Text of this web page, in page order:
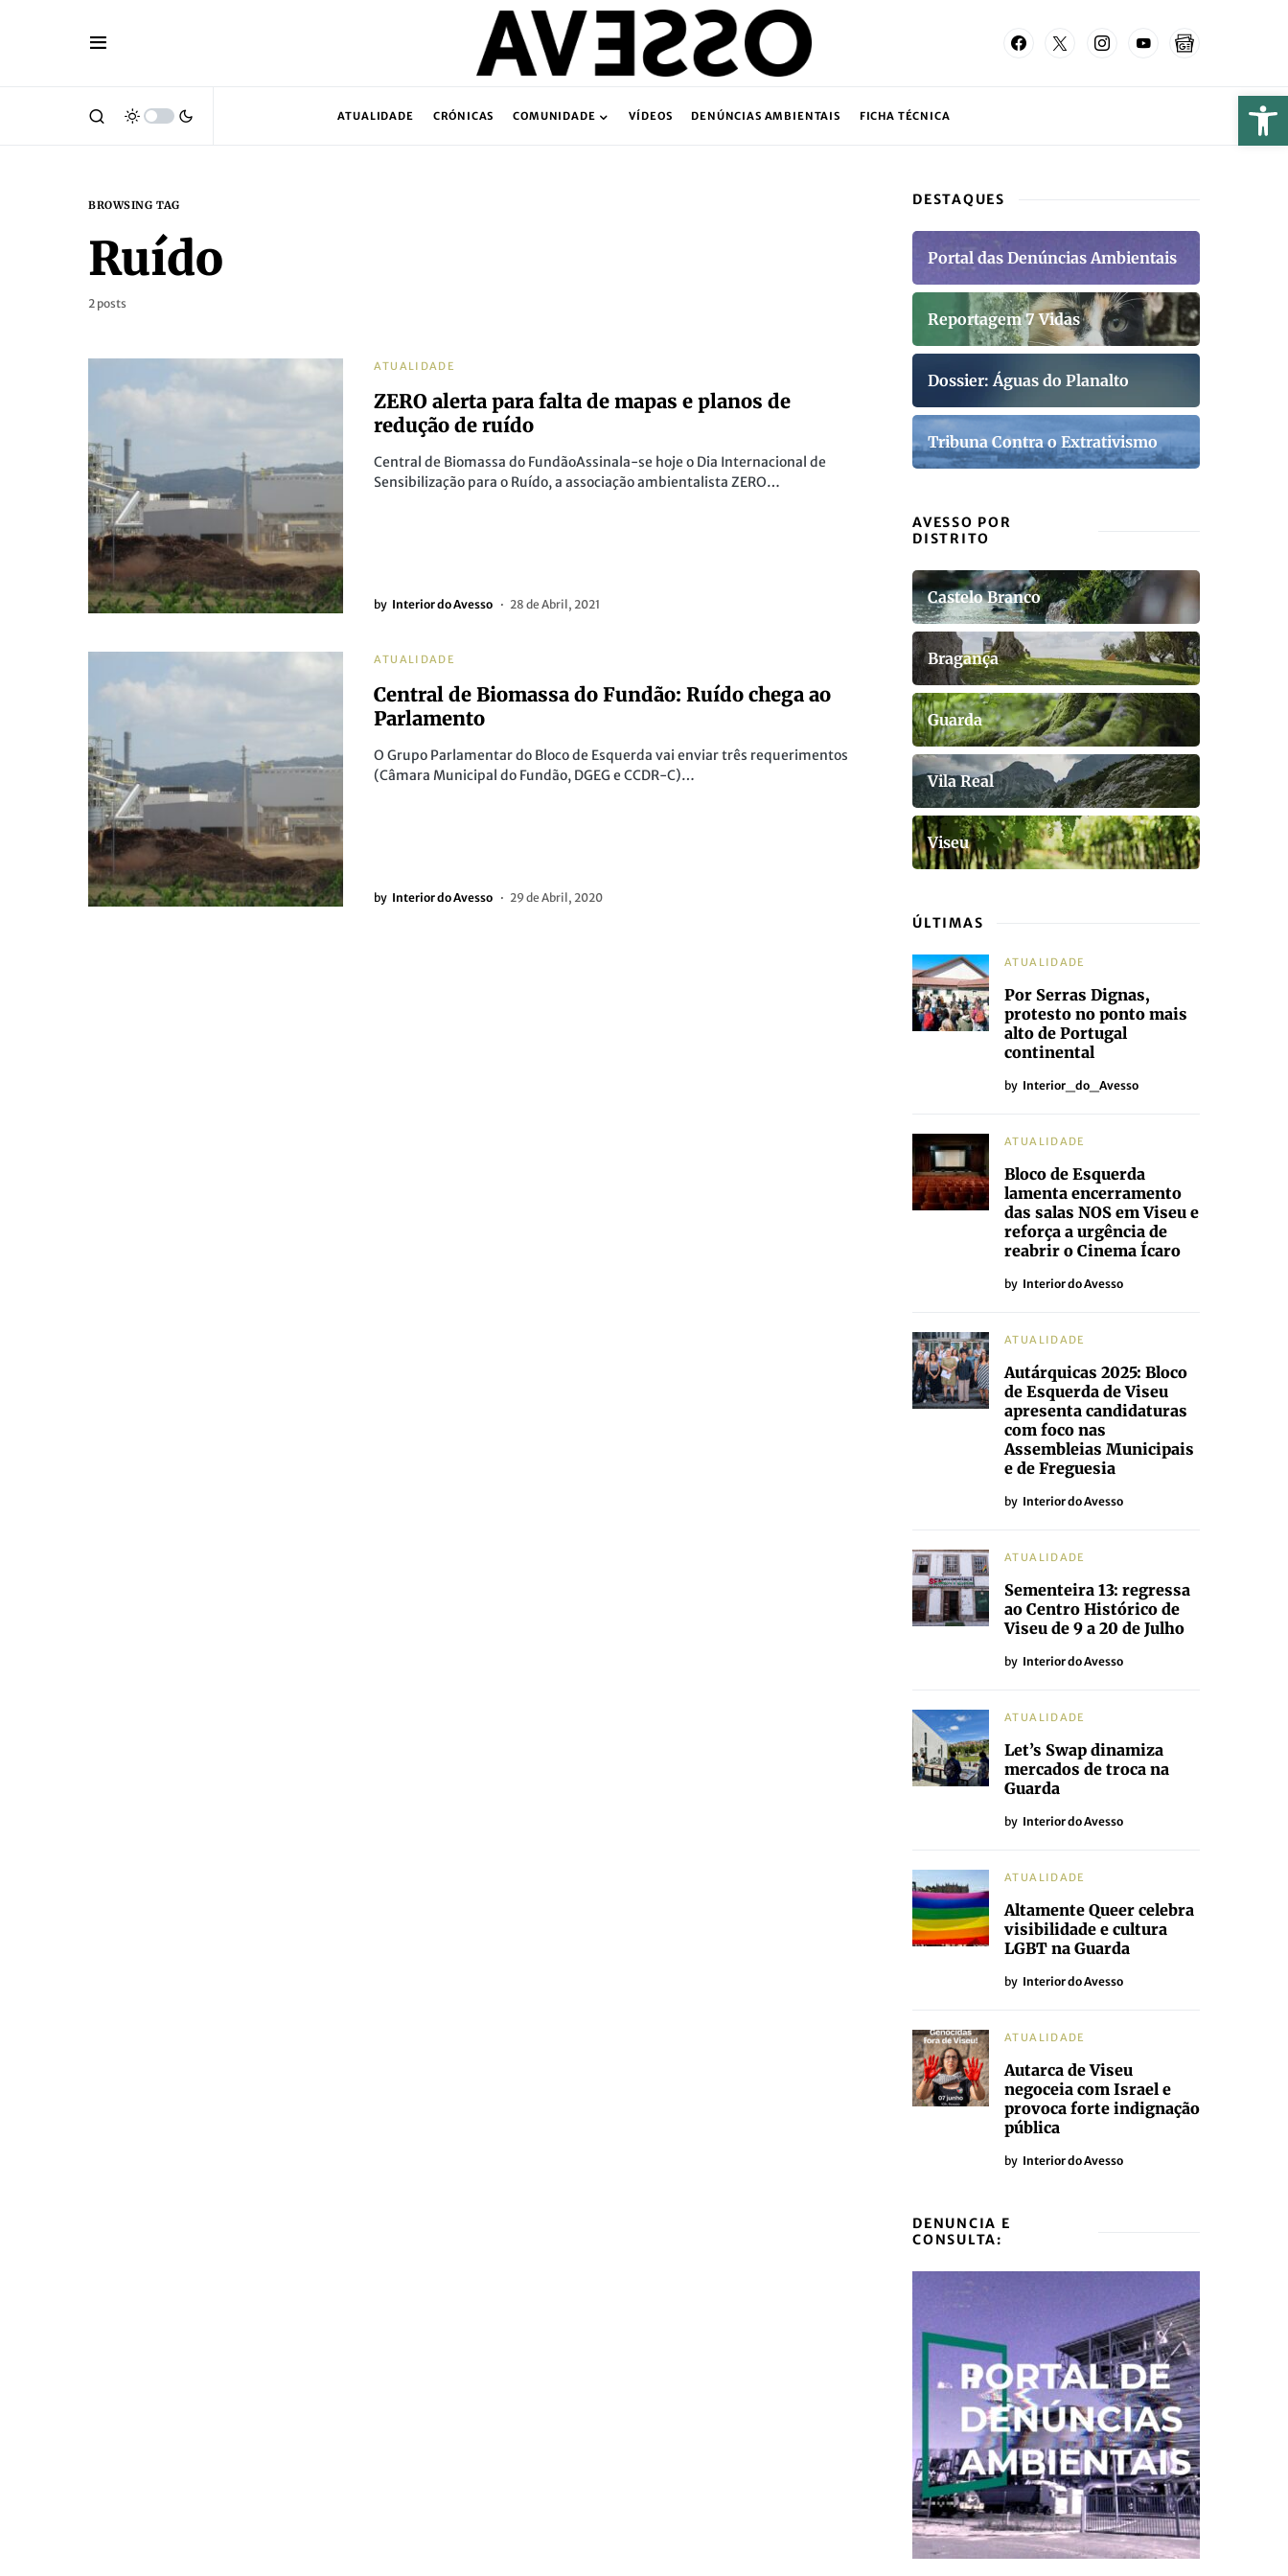
ATUALIDADE CRÓNICAS COMUNIDADE VÍDEOS DENÚNCIAS AMBIENTAIS FICHA TÉCNICA
BROWSING TAG
Ruído
2 posts
ATUALIDADE
ZERO alerta para falta de mapas e planos de
redução de ruído
Central de Biomassa do FundãoAssinala-se hoje o Dia Internacional de
Sensibilização para o Ruído, a associação ambientalista ZERO…
by Interior do Avesso 28 de Abril, 2021
ATUALIDADE
Central de Biomassa do Fundão: Ruído chega ao
Parlamento
O Grupo Parlamentar do Bloco de Esquerda vai enviar três requerimentos
(Câmara Municipal do Fundão, DGEG e CCDR-C)…
by Interior do Avesso 29 de Abril, 2020
DESTAQUES
Portal das Denúncias Ambientais
Reportagem 7 Vidas
Dossier: Águas do Planalto
Tribuna Contra o Extrativismo
AVESSO POR
DISTRITO
Castelo Branco
Bragança
Guarda
Vila Real
Viseu
ÚLTIMAS
ATUALIDADE
Por Serras Dignas,
protesto no ponto mais
alto de Portugal
continental
by Interior_do_Avesso
ATUALIDADE
Bloco de Esquerda
lamenta encerramento
das salas NOS em Viseu e
reforça a urgência de
reabrir o Cinema Ícaro
by Interior do Avesso
ATUALIDADE
Autárquicas 2025: Bloco
de Esquerda de Viseu
apresenta candidaturas
com foco nas
Assembleias Municipais
e de Freguesia
by Interior do Avesso
ATUALIDADE
Sementeira 13: regressa
ao Centro Histórico de
Viseu de 9 a 20 de Julho
by Interior do Avesso
ATUALIDADE
Let’s Swap dinamiza
mercados de troca na
Guarda
by Interior do Avesso
ATUALIDADE
Altamente Queer celebra
visibilidade e cultura
LGBT na Guarda
by Interior do Avesso
ATUALIDADE
Autarca de Viseu
negoceia com Israel e
provoca forte indignação
pública
by Interior do Avesso
DENUNCIA E
CONSULTA: